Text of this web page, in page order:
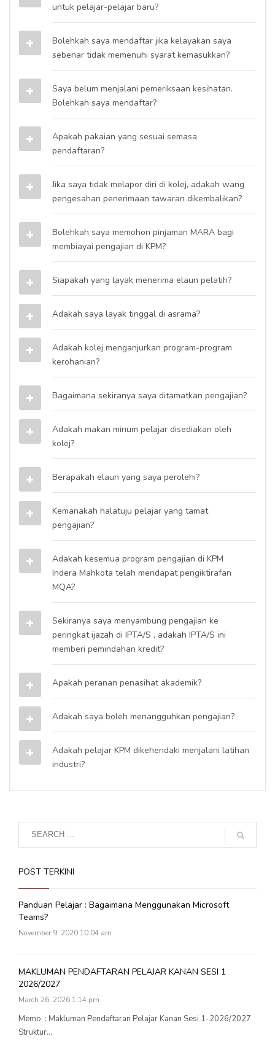
untuk pelajar-pelajar baru?
Bolehkah saya mendaftar jika kelayakan saya
sebenar tidak memenuhi syarat kemasukkan?
Saya belum menjalani pemeriksaan kesihatan.
Bolehkah saya mendaftar?
Apakah pakaian yang sesuai semasa
pendaftaran?
Jika saya tidak melapor diri di kolej, adakah wang
pengesahan penerimaan tawaran dikembalikan?
Bolehkah saya memohon pinjaman MARA bagi
membiayai pengajian di KPM?
Siapakah yang layak menerima elaun pelatih?
Adakah saya layak tinggal di asrama?
Adakah kolej menganjurkan program-program
kerohanian?
Bagaimana sekiranya saya ditamatkan pengajian?
Adakah makan minum pelajar disediakan oleh
kolej?
Berapakah elaun yang saya perolehi?
Kemanakah halatuju pelajar yang tamat
pengajian?
Adakah kesemua program pengajian di KPM
Indera Mahkota telah mendapat pengiktirafan
MQA?
Sekiranya saya menyambung pengajian ke
peringkat ijazah di IPTA/S , adakah IPTA/S ini
memberi pemindahan kredit?
Apakah peranan penasihat akademik?
Adakah saya boleh menangguhkan pengajian?
Adakah pelajar KPM dikehendaki menjalani latihan
industri?
POST TERKINI
Panduan Pelajar : Bagaimana Menggunakan Microsoft
Teams?
November 9, 2020 10:04 am
MAKLUMAN PENDAFTARAN PELAJAR KANAN SESI 1
2026/2027
March 26, 2026 1:14 pm
Memo : Makluman Pendaftaran Pelajar Kanan Sesi 1-2026/2027
Struktur...